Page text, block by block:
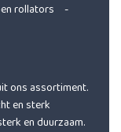
rollators
-
ons assortiment.
en duurzaam.